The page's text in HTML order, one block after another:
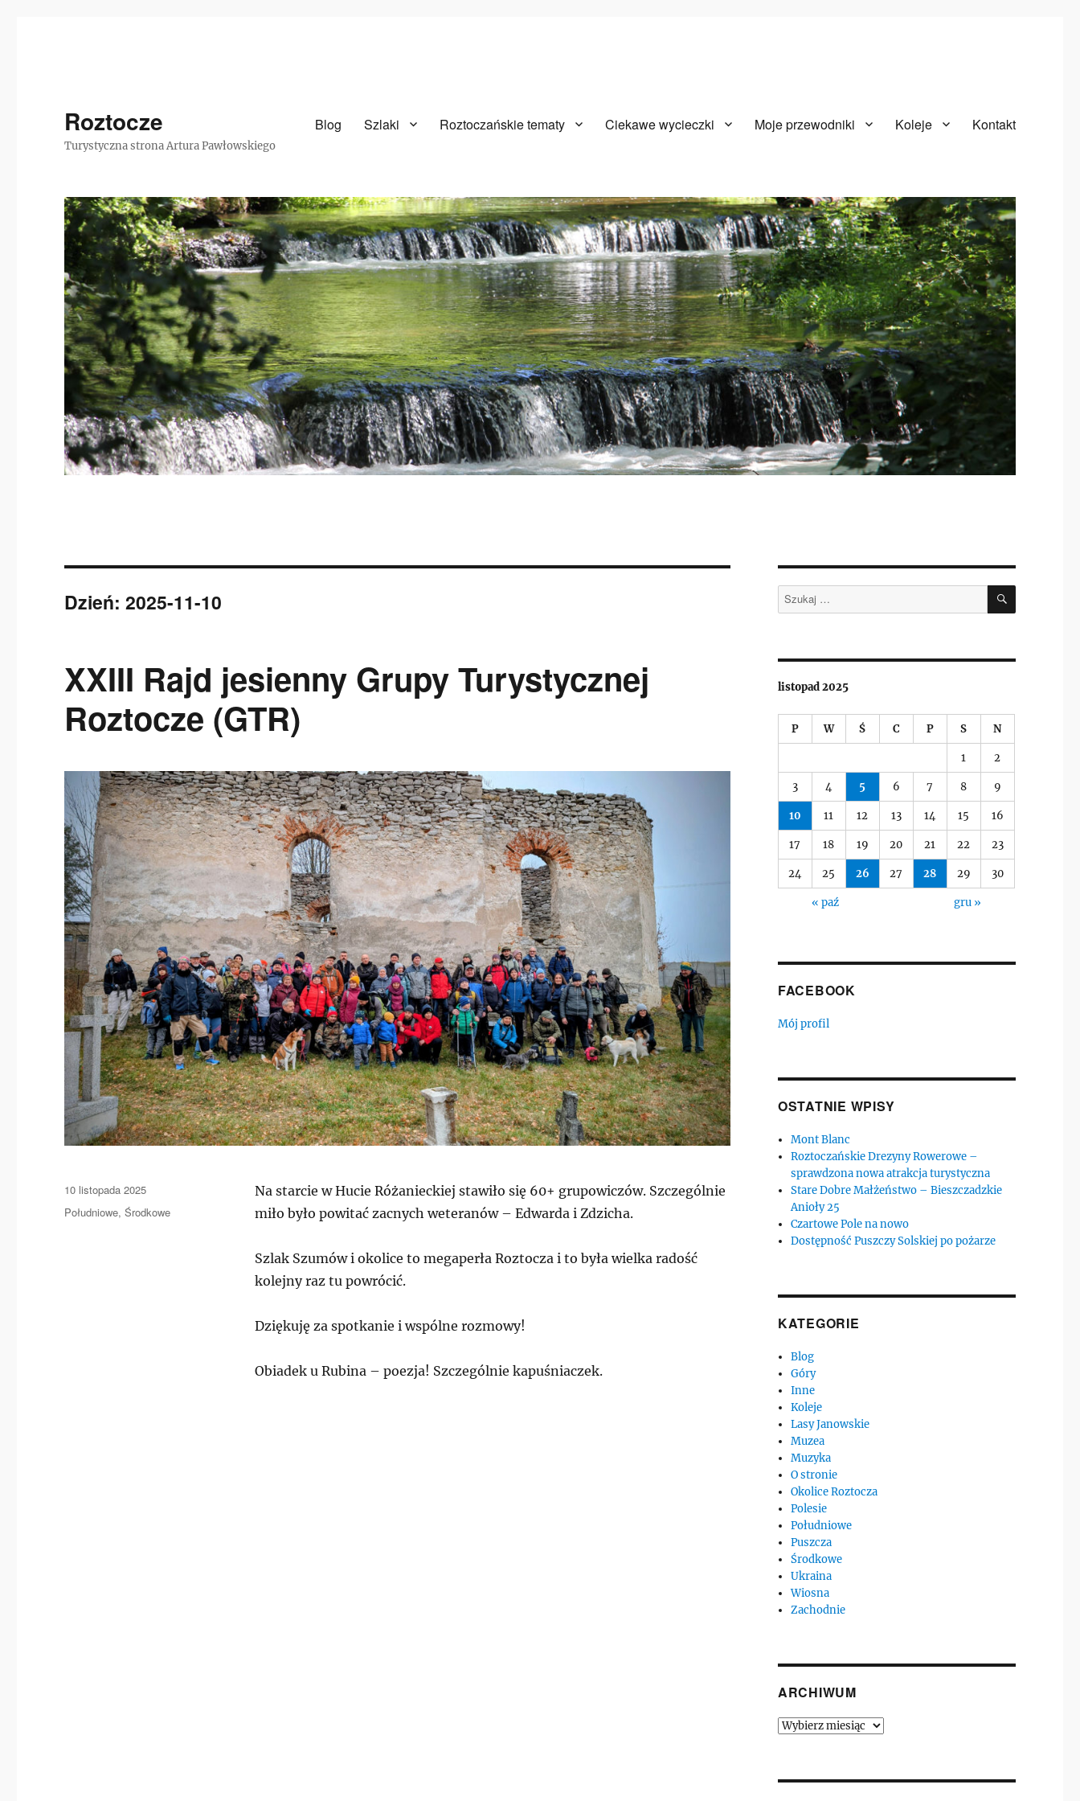
Roztocze
Turystyczna strona Artura Pawłowskiego
Blog Szlaki Roztoczańskie tematy Ciekawe wycieczki Moje przewodniki Koleje Kontakt
Dzień:2025-11-10
XXIII Rajd jesienny Grupy Turystycznej
Roztocze (GTR)
Na starcie w Hucie Różanieckiej stawiło się 60+ grupowiczów. Szczególnie
miło było powitać zacnych weteranów – Edwarda i Zdzicha.
Szlak Szumów i okolice to megaperła Roztocza i to była wielka radość
kolejny raz tu powrócić.
Dziękuję za spotkanie i wspólne rozmowy!
Obiadek u Rubina – poezja! Szczególnie kapuśniaczek.
Data
publikacji
10 listopada 2025
Kategorie
Południowe,Środkowe
Szukaj: SZUKAJ
listopad 2025
P W Ś C P S N
1 2
3 4 5 6 7 8 9
10 11 12 13 14 15 16
17 18 19 20 21 22 23
24 25 26 27 28 29 30
« paź gru »
FACEBOOK
Mój profil
OSTATNIE WPISY
Mont Blanc
Roztoczańskie Drezyny Rowerowe –
sprawdzona nowa atrakcja turystyczna
Stare Dobre Małżeństwo – Bieszczadzkie
Anioły 25
Czartowe Pole na nowo
Dostępność Puszczy Solskiej po pożarze
KATEGORIE
Blog
Góry
Inne
Koleje
Lasy Janowskie
Muzea
Muzyka
O stronie
Okolice Roztocza
Polesie
Południowe
Puszcza
Środkowe
Ukraina
Wiosna
Zachodnie
ARCHIWUM
Archiwum